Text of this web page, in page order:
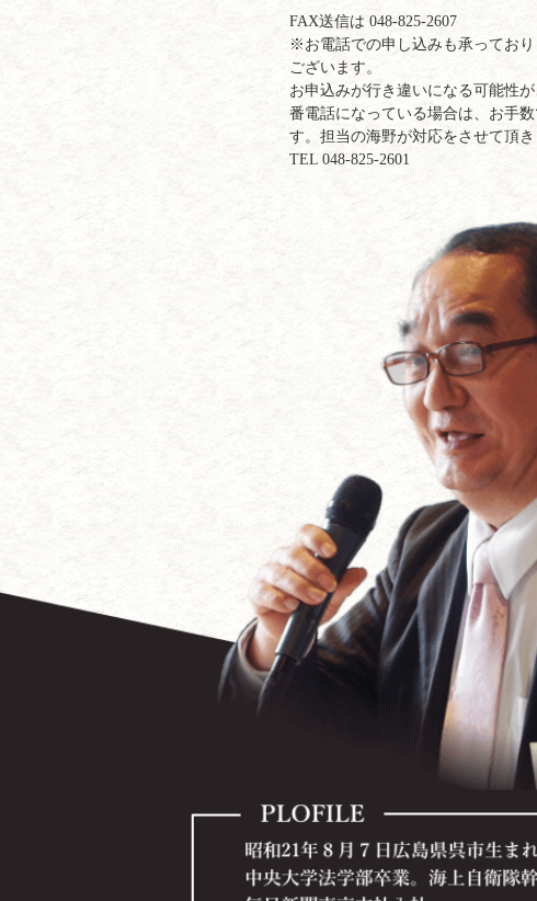
FAX送信は 048-825-2607
※お電話での申し込みも承ってお
ございます。
お申込みが行き違いになる可能性
番電話になっている場合は、お手
す。担当の海野が対応をさせて頂き
TEL 048-825-2601